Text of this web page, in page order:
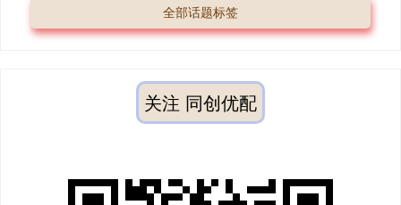
全部话题标签
关注 同创优配